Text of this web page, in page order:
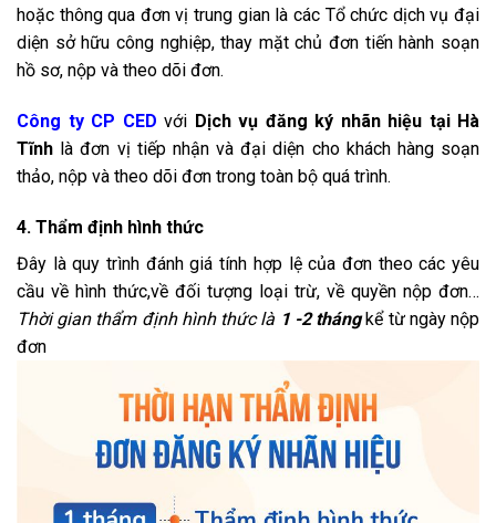
hoặc thông qua đơn vị trung gian là các Tổ chức dịch vụ đại
diện sở hữu công nghiệp, thay mặt chủ đơn tiến hành soạn
hồ sơ, nộp và theo dõi đơn.
Công ty CP CED với Dịch vụ đăng ký nhãn hiệu tại Hà
Tĩnh là đơn vị tiếp nhận và đại diện cho khách hàng soạn
thảo, nộp và theo dõi đơn trong toàn bộ quá trình.
4. Thẩm định hình thức
Đây là quy trình đánh giá tính hợp lệ của đơn theo các yêu
cầu về hình thức,về đối tượng loại trừ, về quyền nộp đơn…
Thời gian thẩm định hình thức là 1 -2 thángkể từ ngày nộp
đơn